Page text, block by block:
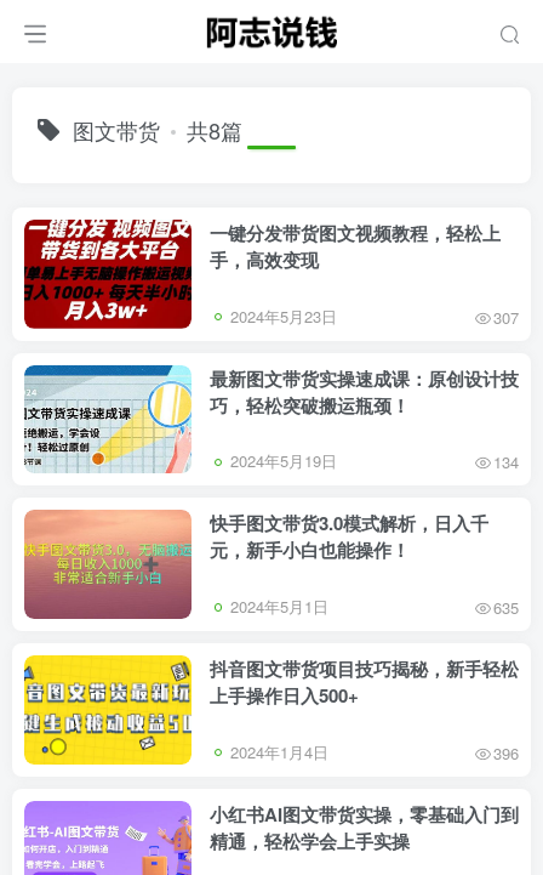
图文带货 共8篇
一键分发带货图文视频教程，轻松上
手，高效变现
2024年5月23日 307
最新图文带货实操速成课：原创设计技
巧，轻松突破搬运瓶颈！
2024年5月19日 134
快手图文带货3.0模式解析，日入千
元，新手小白也能操作！
2024年5月1日 635
抖音图文带货项目技巧揭秘，新手轻松
上手操作日入500+
2024年1月4日 396
小红书AI图文带货实操，零基础入门到
精通，轻松学会上手实操